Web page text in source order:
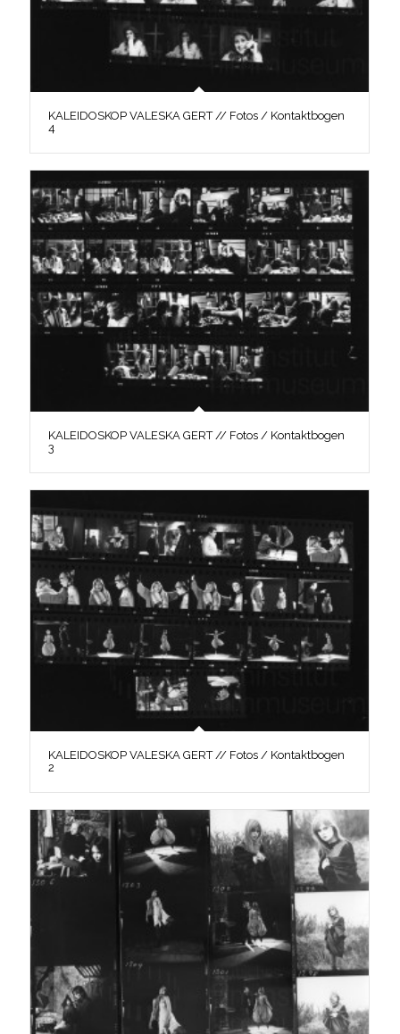
KALEIDOSKOP VALESKA GERT // Fotos / Kontaktbogen
4
KALEIDOSKOP VALESKA GERT // Fotos / Kontaktbogen
3
KALEIDOSKOP VALESKA GERT // Fotos / Kontaktbogen
2